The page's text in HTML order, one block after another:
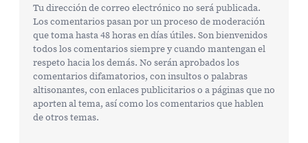
Tu dirección de correo electrónico no será publicada.
Los comentarios pasan por un proceso de moderación
que toma hasta 48 horas en días útiles. Son bienvenidos
todos los comentarios siempre y cuando mantengan el
respeto hacia los demás. No serán aprobados los
comentarios difamatorios, con insultos o palabras
altisonantes, con enlaces publicitarios o a páginas que no
aporten al tema, así como los comentarios que hablen
de otros temas.